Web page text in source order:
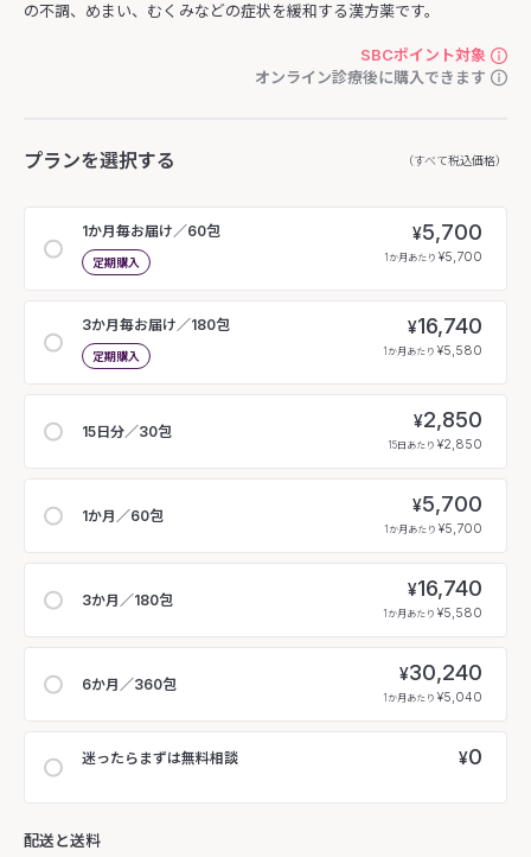
の不調、めまい、むくみなどの症状を緩和する漢方薬です。
SBCポイント対象
オンライン診療後に購入できます
プランを選択する （すべて税込価格）
1か月毎お届け／60包
定期購入
¥5,700
1か月あたり ¥5,700
3か月毎お届け／180包
定期購入
¥16,740
1か月あたり ¥5,580
15日分／30包
¥2,850
15日あたり ¥2,850
1か月／60包
¥5,700
1か月あたり ¥5,700
3か月／180包
¥16,740
1か月あたり ¥5,580
6か月／360包
¥30,240
1か月あたり ¥5,040
迷ったらまずは無料相談 ¥0
配送と送料